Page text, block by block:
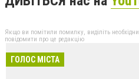
Якщо ви помітили помилку, виділіть
повідомити про це редакцію
ГОЛОС МІСТА